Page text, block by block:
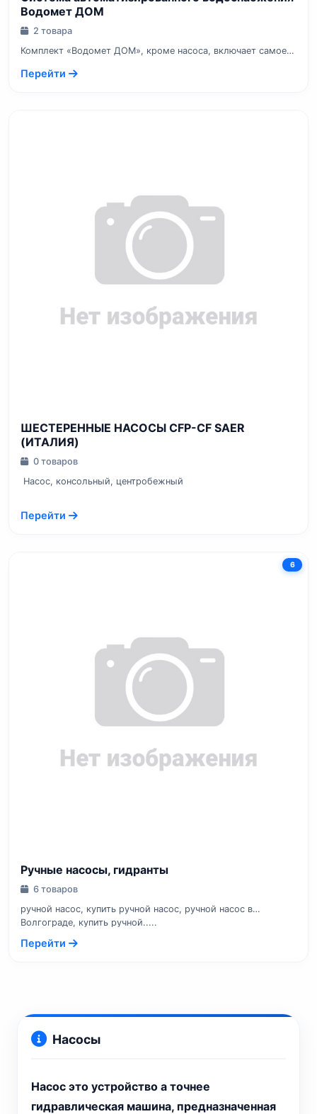
Водомет ДОМ
2 товара
Комплект «Водомет ДОМ», кроме насоса, включает самое
Перейти
ШЕСТЕРЕННЫЕ НАСОСЫ CFP-CF SAER
(ИТАЛИЯ)
0 товаров
Насос, консольный, центробежный
Перейти
6
Ручные насосы, гидранты
6 товаров
ручной насос, купить ручной насос, ручной насос в
Волгограде, купить ручной.....
Перейти
Насосы
Насос это устройство а точнее
гидравлическая машина, предназначенная